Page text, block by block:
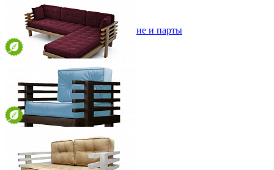
Полки детские
Стеллажи детские
Столы письменные детские и парты
Тумбы для детей
Шведская стенка
Ящики и короба
Диван Магнус Угловой
59 990 ₽
250х70х170(69) см
Диван Стоун Угловой
58 990 ₽
220х80х153(73) см
Кресло Стоун